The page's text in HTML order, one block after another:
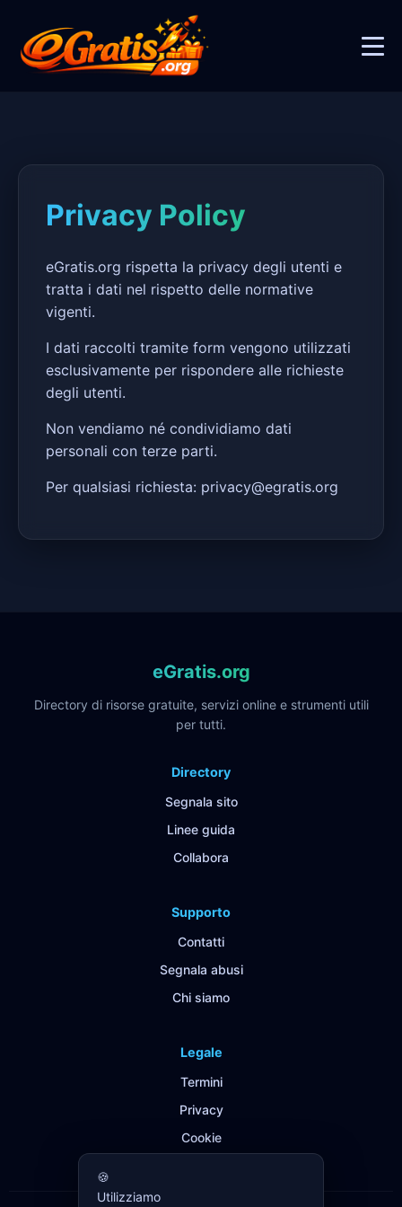
Privacy Policy
eGratis.org rispetta la privacy degli utenti e
tratta i dati nel rispetto delle normative
vigenti.
I dati raccolti tramite form vengono utilizzati
esclusivamente per rispondere alle richieste
degli utenti.
Non vendiamo né condividiamo dati
personali con terze parti.
Per qualsiasi richiesta: privacy@egratis.org
eGratis.org
Directory di risorse gratuite, servizi online e strumenti utili
per tutti.
Directory
Segnala sito
Linee guida
Collabora
Supporto
Contatti
Segnala abusi
Chi siamo
Legale
Termini
Privacy
Cookie
🍪
Utilizziamo